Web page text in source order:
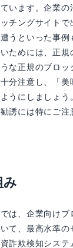
います。企業の
チングサイト
うといった事例
ためには、正
な正規のブロッ
分注意し、「美
うにしましょ
誘には特にご
は、企業向け
て、最高水準
詐欺検知シス